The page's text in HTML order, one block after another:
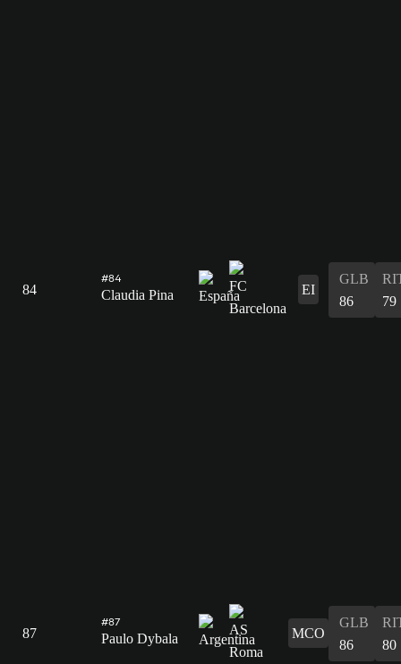
84
#84
Claudia Pina EI
GLB
86
79
87
#87
Paulo Dybala MCO
GLB
86
80